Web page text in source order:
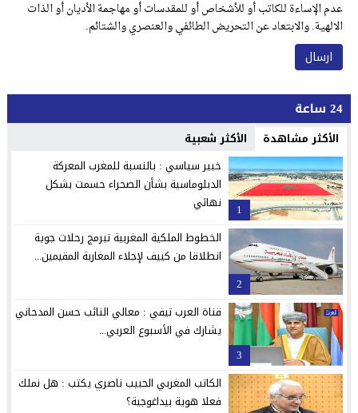
عدم الإساءة للكاتب أو للأشخاص أو للمقدسات أو مهاجمة الأديان أو الذات
الالهية. والابتعاد عن التحريض الطائفي والعنصري والشتائم.
24 ساعة
الأكثر مشاهدة الأكثر شعبية
1
خبير سياسي : بالنسبة للمغرب المعركة
الدبلوماسية بشأن الصحراء حسمت بشكل
نهائي
2
الخطوط الملكية المغربية تبرمج رحلات جوية
انطلاقا من كييف لإجلاء المغاربة المقيمين...
3
قناة العرب تيفي : معالي النائب حسن المدحاني
يشارك في الأسبوع العربي...
الكاتب المغربي الحبيب ناصري يكتب : هل نملك
فعلا هوية بيداغوجية؟